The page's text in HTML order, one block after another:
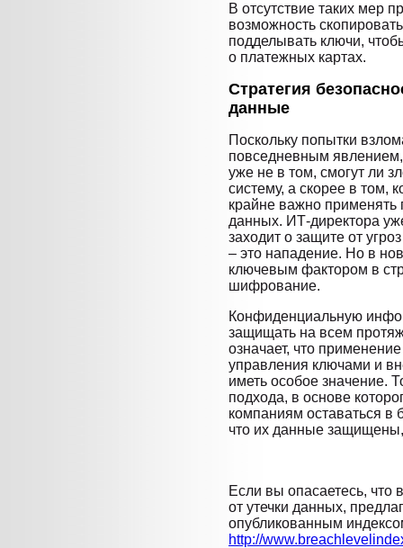
В отсутствие таких мер
возможность
подделывать ключи,
о платежных картах.
Стратегия
данные
Поскольку попытки
повседневным
уже не в том, смогут ли
систему, а скорее в том,
крайне важно
данных. ИТ-директора
заходит о защите от
– это нападение. Но в
ключевым фактором в
шифрование.
Конфиденциальную
защищать на всем
означает, что
управления ключами и
иметь особое значение.
подхода, в основе
компаниям оставаться в
что их данные защищены,
Если вы опасаетесь, что
от утечки данных,
опубликованным
http://